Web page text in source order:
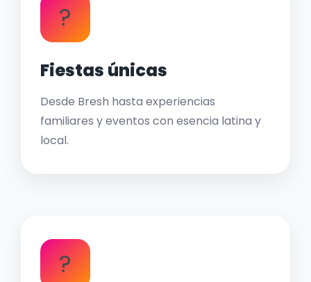
?
Fiestas únicas
Desde Bresh hasta experiencias
familiares y eventos con esencia latina y
local.
?